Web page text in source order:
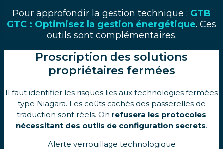
Pour approfondir la gestion technique : GTB
GTC : Optimisez la gestion énergétique. Ces
outils sont complémentaires.
Proscription des solutions
propriétaires fermées
Il faut identifier les risques liés aux technologies fermées
type Niagara. Les coûts cachés des passerelles de
traduction sont réels. On refusera les protocoles
nécessitant des outils de configuration secrets.
Alerte verrouillage technologique